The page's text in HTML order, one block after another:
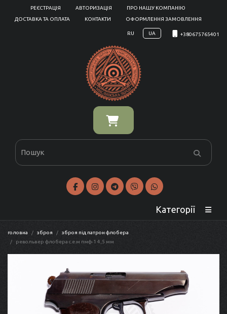
РЕЄСТРАЦІЯ АВТОРИЗАЦІЯ
ПРО НАШУ КОМПАНІЮ
ДОСТАВКА ТА ОПЛАТА
КОНТАКТИ ОФОРМЛЕННЯ ЗАМОВЛЕННЯ
RU UA +380675765401
Категорії
головна зброя
зброя під патрон флобера
револьвер флобера с.е.м пмф-1 4,5 мм